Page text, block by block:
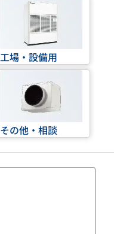
工場・設備用
その他・相談